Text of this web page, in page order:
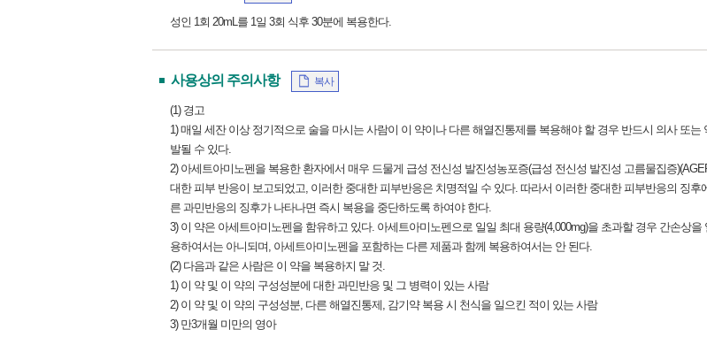
성인 1회 20mL를 1일 3회 식후 30분에 복용한다.
사용상의 주의사항 복사
(1) 경고
1) 매일 세잔 이상 정기적으로 술을 마시는 사람이 이 약이나 다른 해열진통제를 복용해야 할 경우 반드시 의사 또
발될 수 있다.
2) 아세트아미노펜을 복용한 환자에서 매우 드물게 급성 전신성 발진성농포증(급성 전신성 발진성 고름물집증
대한 피부 반응이 보고되었고, 이러한 중대한 피부반응은 치명적일 수 있다. 따라서 이러한 중대한 피부반응의 징
른 과민반응의 징후가 나타나면 즉시 복용을 중단하도록 하여야 한다.
3) 이 약은 아세트아미노펜을 함유하고 있다. 아세트아미노펜으로 일일 최대 용량(4,000mg)을 초과할 경우 간손상
용하여서는 아니되며, 아세트아미노펜을 포함하는 다른 제품과 함께 복용하여서는 안 된다.
(2) 다음과 같은 사람은 이 약을 복용하지 말 것.
1) 이 약 및 이 약의 구성성분에 대한 과민반응 및 그 병력이 있는 사람
2) 이 약 및 이 약의 구성성분, 다른 해열진통제, 감기약 복용 시 천식을 일으킨 적이 있는 사람
3) 만3개월 미만의 영아